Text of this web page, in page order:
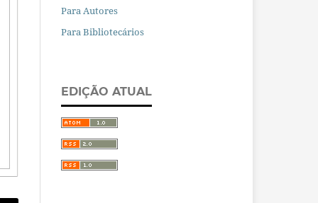
Para Autores
Para Bibliotecários
EDIÇÃO ATUAL